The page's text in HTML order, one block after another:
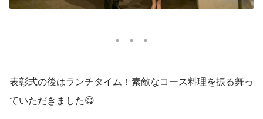
表彰式の後はランチタイム！素敵なコース料理を振る舞っ
ていただきました😋